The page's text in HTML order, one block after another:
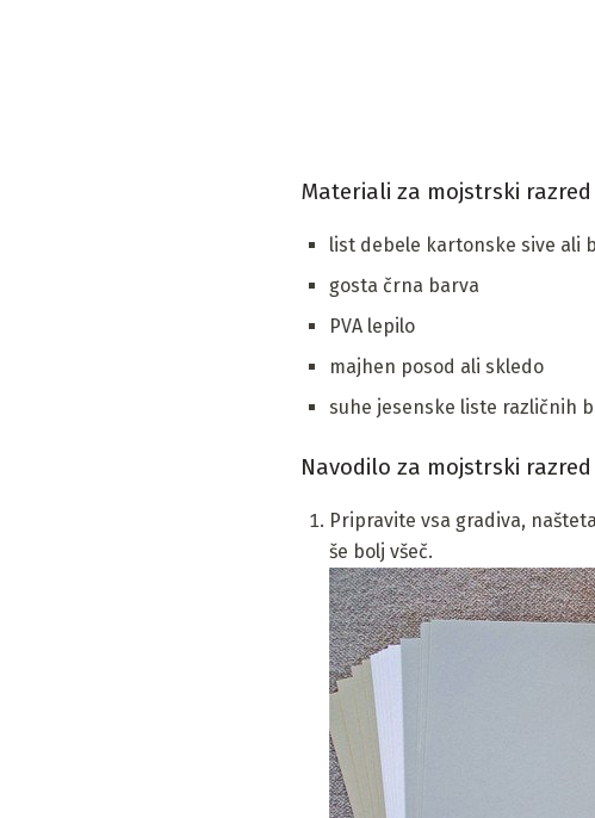
Materiali za mojstrski
list debele kartonske sive ali
gosta črna barva
PVA lepilo
majhen posod ali skledo
suhe jesenske liste različnih
Navodilo za mojstrski
Pripravite vsa gradiva,
še bolj všeč.